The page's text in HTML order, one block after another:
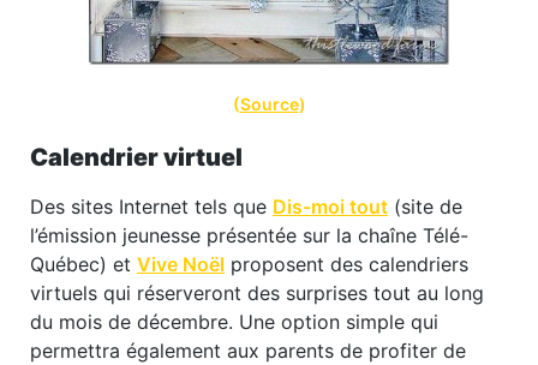
(Source)
Calendrier virtuel
Des sites Internet tels que Dis-moi tout (site de
l’émission jeunesse présentée sur la chaîne Télé-
Québec) et Vive Noël proposent des calendriers
virtuels qui réserveront des surprises tout au long
du mois de décembre. Une option simple qui
permettra également aux parents de profiter de